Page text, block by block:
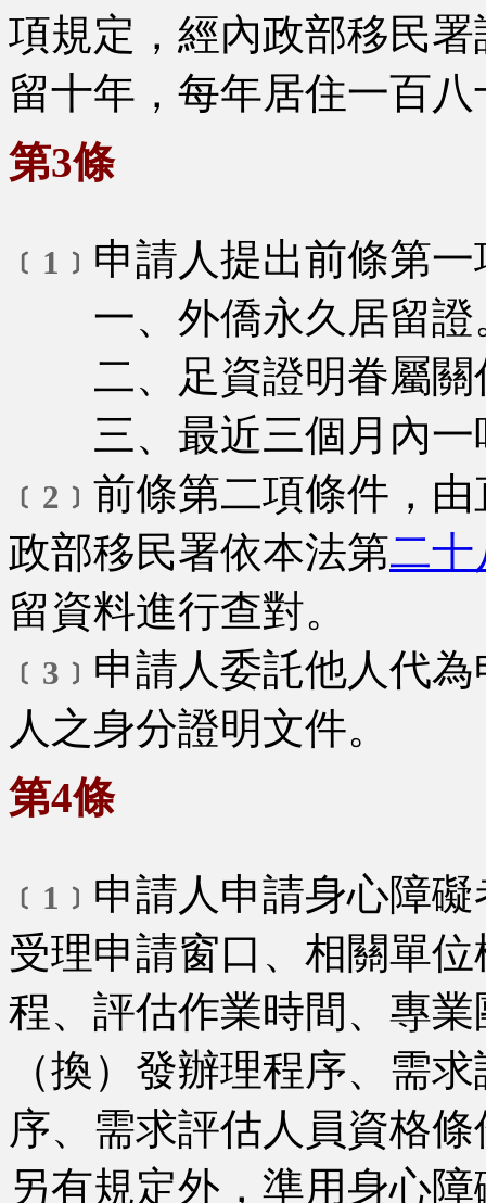
項規定，經內政部移民
留十年，每年居住一百
第3條
﹝1﹞ 申請人提出前條第
一、外僑永久居留證
二、足資證明眷屬關
三、最近三個月內一
﹝2﹞ 前條第二項條件，
政部移民署依本法第二十
留資料進行查對。
﹝3﹞ 申請人委託他人代
人之身分證明文件。
第4條
﹝1﹞ 申請人申請身心障
受理申請窗口、相關單
程、評估作業時間、專
（換）發辦理程序、需
序、需求評估人員資格
另有規定外，準用身心